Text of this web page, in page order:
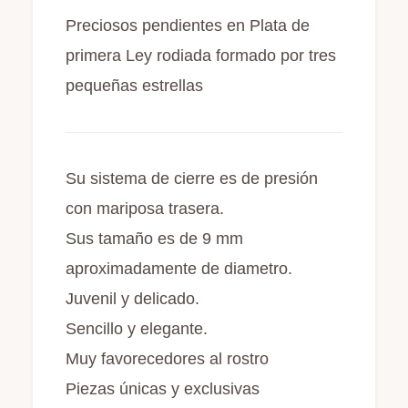
Preciosos pendientes en Plata de
primera Ley rodiada formado por tres
pequeñas estrellas
Su sistema de cierre es de presión
con mariposa trasera.
Sus tamaño es de 9 mm
aproximadamente de diametro.
Juvenil y delicado.
Sencillo y elegante.
Muy favorecedores al rostro
Piezas únicas y exclusivas